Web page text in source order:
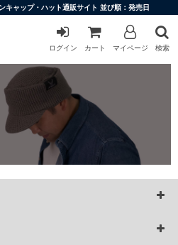
キャップ・ハット通販サイト 並び順：発売日
ログイン カート マイページ 検索